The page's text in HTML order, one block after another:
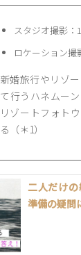
スタジオ撮影：
ロケーション撮
新婚旅行やリゾ
て行うハネムー
リゾートフォト
る（＊1）
二人だけ
準備の疑問